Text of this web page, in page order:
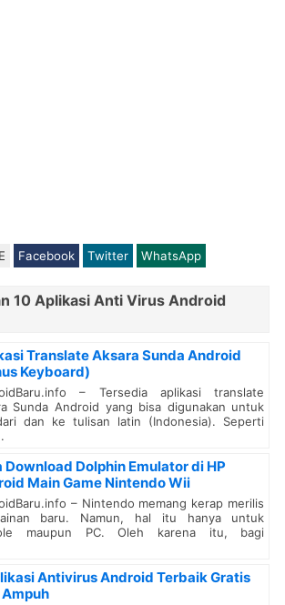
Facebook Twitter WhatsApp
10 Aplikasi Anti Virus Android
Translate Aksara Sunda Android
Keyboard)
– Tersedia aplikasi translate
Sunda Android yang bisa digunakan untuk
dan ke tulisan latin (Indonesia). Seperti
Download Dolphin Emulator di HP
Main Game Nintendo Wii
– Nintendo memang kerap merilis
baru. Namun, hal itu hanya untuk
maupun PC. Oleh karena itu, bagi
Antivirus Android Terbaik Gratis